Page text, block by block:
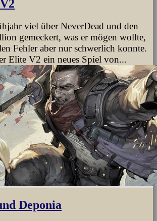
viel über NeverDead und den
gemeckert, was er mögen wollte,
Fehler aber nur schwerlich konnte.
Elite V2 ein neues Spiel von...
Deponia